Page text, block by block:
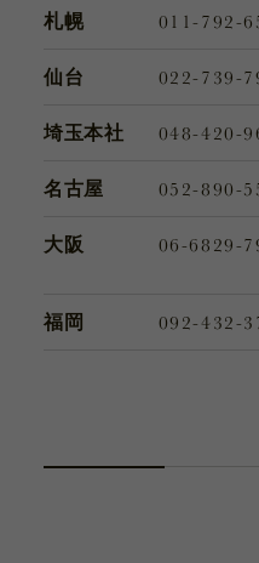
サポート動画
札幌 011-792-
仙台 022-739-
埼玉本社 048-420-
名古屋 052-890-
大阪 06-6829-
福岡 092-432-